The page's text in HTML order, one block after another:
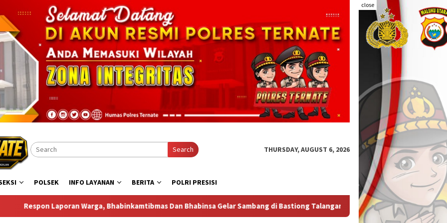
close
Search THURSDAY, AUGUST 6, 2026
POLSEK INFO LAYANAN BERITA POLRI PRESISI
Dan Bhabinsa Gelar Sambang di Bastiong Talangame Kapolda Malut Tegaskan Audit Itwasum Polri Jadi